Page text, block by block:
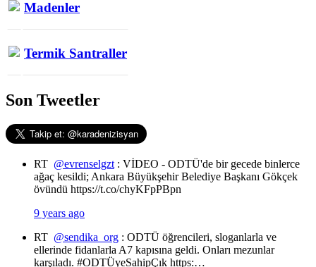
Madenler
Termik Santraller
Son Tweetler
RT @evrenselgzt : VİDEO - ODTÜ'de bir gecede binlerce
ağaç kesildi; Ankara Büyükşehir Belediye Başkanı Gökçek
övündü https://t.co/chyKFpPBpn
9 years ago
RT @sendika_org : ODTÜ öğrencileri, sloganlarla ve
ellerinde fidanlarla A7 kapısına geldi. Onları mezunlar
karşıladı. #ODTÜyeSahipÇık https:…